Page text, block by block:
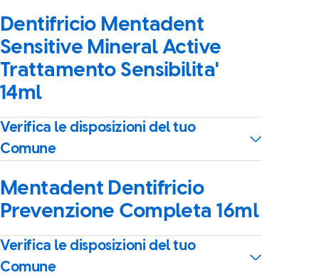
Dentifricio Mentadent
Sensitive Mineral Active
Trattamento Sensibilita'
14ml
Verifica le disposizioni del tuo
Comune
Mentadent Dentifricio
Prevenzione Completa 16ml
Verifica le disposizioni del tuo
Comune